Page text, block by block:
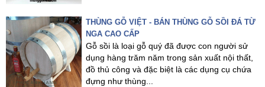
THÙNG GỖ VIỆT - BÁN THÙNG GỖ SỒI ĐÁ TỪ
NGA CAO CẤP
Gỗ sồi là loại gỗ quý đã được con người sử
dụng hàng trăm năm trong sản xuất nội thất,
đồ thủ công và đặc biệt là các dụng cụ chứa
đựng như thùng...